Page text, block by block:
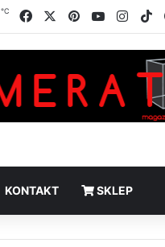
℃ FacebookPinterestYouTube
KONTAKT SKLEP